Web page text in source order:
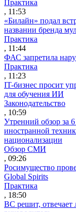
Практика
, 11:53
«Билайн» подал
названии бренда
Практика
, 11:44
ФАС запретила
Практика
, 11:23
IT-бизнес просит
для обучения ИИ
Законодательство
, 10:59
Утренний обзор за
иностранной
национализации
Обзор СМИ
, 09:26
Росимущество
Global Spirits
Практика
, 18:50
ВС решит,